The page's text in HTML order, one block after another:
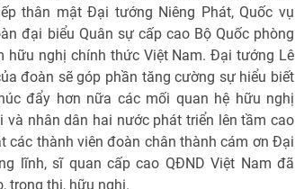
thân mật Đại tướng Niêng Phát, Quốc vụ
đại biểu Quân sự cấp cao Bộ Quốc phòng
hữu nghị chính thức Việt Nam. Đại tướng Lê
đoàn sẽ góp phần tăng cường sự hiểu biết
đẩy hơn nữa các mối quan hệ hữu nghị
nhân dân hai nước phát triển lên tầm cao
các thành viên đoàn chân thành cám ơn Đại
lĩnh, sĩ quan cấp cao QĐND Việt Nam đã
trọng thị, hữu nghị.